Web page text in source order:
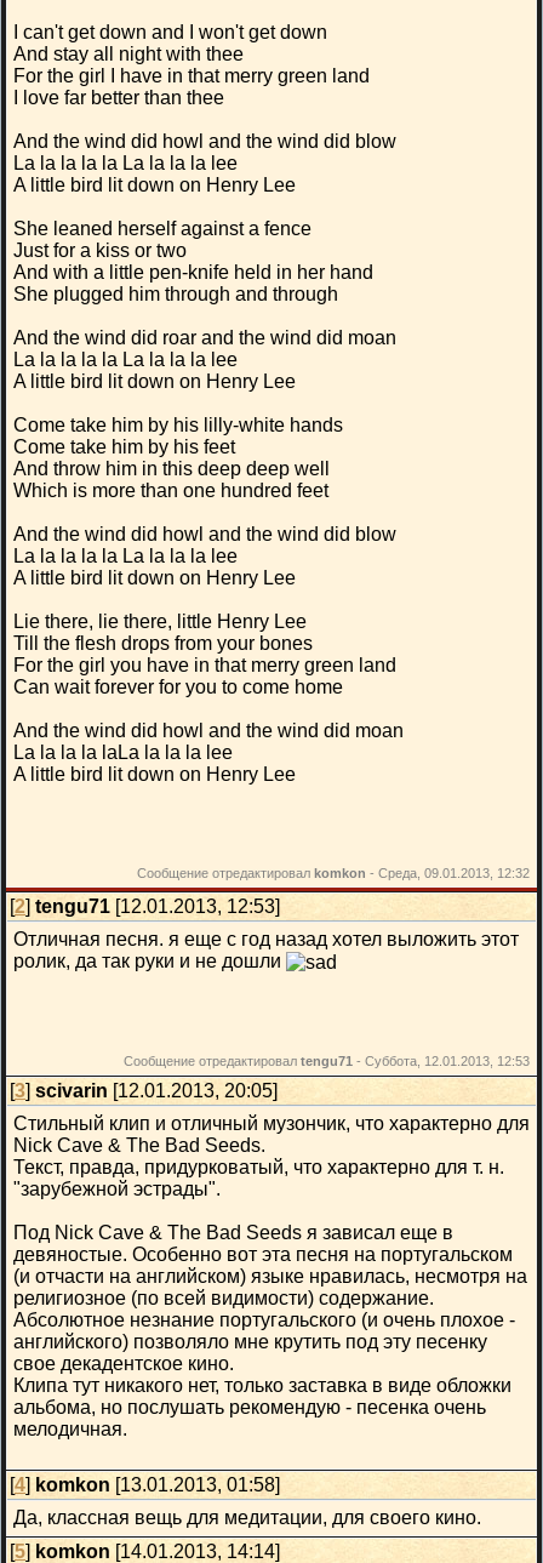
I can't get down and I won't get down
And stay all night with thee
For the girl I have in that merry green land
I love far better than thee
And the wind did howl and the wind did blow
La la la la la La la la la lee
A little bird lit down on Henry Lee
She leaned herself against a fence
Just for a kiss or two
And with a little pen-knife held in her hand
She plugged him through and through
And the wind did roar and the wind did moan
La la la la la La la la la lee
A little bird lit down on Henry Lee
Come take him by his lilly-white hands
Come take him by his feet
And throw him in this deep deep well
Which is more than one hundred feet
And the wind did howl and the wind did blow
La la la la la La la la la lee
A little bird lit down on Henry Lee
Lie there, lie there, little Henry Lee
Till the flesh drops from your bones
For the girl you have in that merry green land
Can wait forever for you to come home
And the wind did howl and the wind did moan
La la la la laLa la la la lee
A little bird lit down on Henry Lee
Сообщение отредактировал komkon - Среда, 09.01.2013, 12:32
[2] tengu71 [12.01.2013, 12:53]
Отличная песня. я еще с год назад хотел выложить этот
ролик, да так руки и не дошли
Сообщение отредактировал tengu71 - Суббота, 12.01.2013, 12:53
[3] scivarin [12.01.2013, 20:05]
Стильный клип и отличный музончик, что характерно для
Nick Cave & The Bad Seeds.
Текст, правда, придурковатый, что характерно для т. н.
"зарубежной эстрады".
Под Nick Cave & The Bad Seeds я зависал еще в
девяностые. Особенно вот эта песня на португальском
(и отчасти на английском) языке нравилась, несмотря на
религиозное (по всей видимости) содержание.
Абсолютное незнание португальского (и очень плохое -
английского) позволяло мне крутить под эту песенку
свое декадентское кино.
Клипа тут никакого нет, только заставка в виде обложки
альбома, но послушать рекомендую - песенка очень
мелодичная.
[4] komkon [13.01.2013, 01:58]
Да, классная вещь для медитации, для своего кино.
[5] komkon [14.01.2013, 14:14]